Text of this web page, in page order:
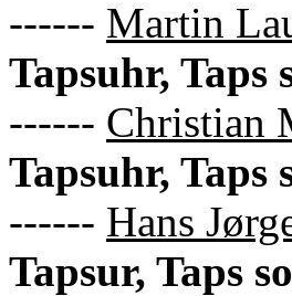
------ Martin
Tapsuhr, Taps
------ Christian
Tapsuhr, Taps
------ Hans
Tapsur, Taps